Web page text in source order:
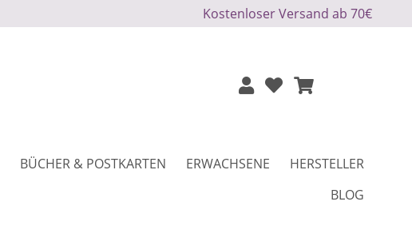
Kostenloser Versand ab 70€
BÜCHER & POSTKARTEN ERWACHSENE
HERSTELLER
BLOG